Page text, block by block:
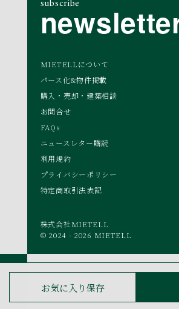
お気に入り保存
subscribe
MIETELLについて
パース化&物件掲載
購入・売却・建築相談
お問合せ
FAQs
ニュースレター購読
利用規約
プライバシーポリシー
特定商取引法表記
株式会社MIETELL
© 2024 - 2026 MIETELL